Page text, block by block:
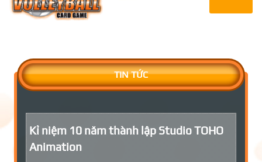
TIN TỨC
Kỉ niệm 10 năm thành lập Studio TOHO
Animation